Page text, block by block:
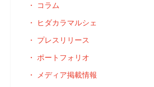
コラム
ヒダカラマルシェ
プレスリリース
ポートフォリオ
メディア掲載情報